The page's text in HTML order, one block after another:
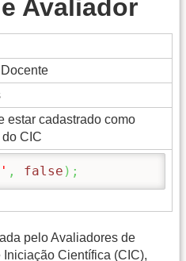
Avaliador
estar cadastrado como
CIC
, false ) ;
pelo Avaliadores de
Científica (CIC),